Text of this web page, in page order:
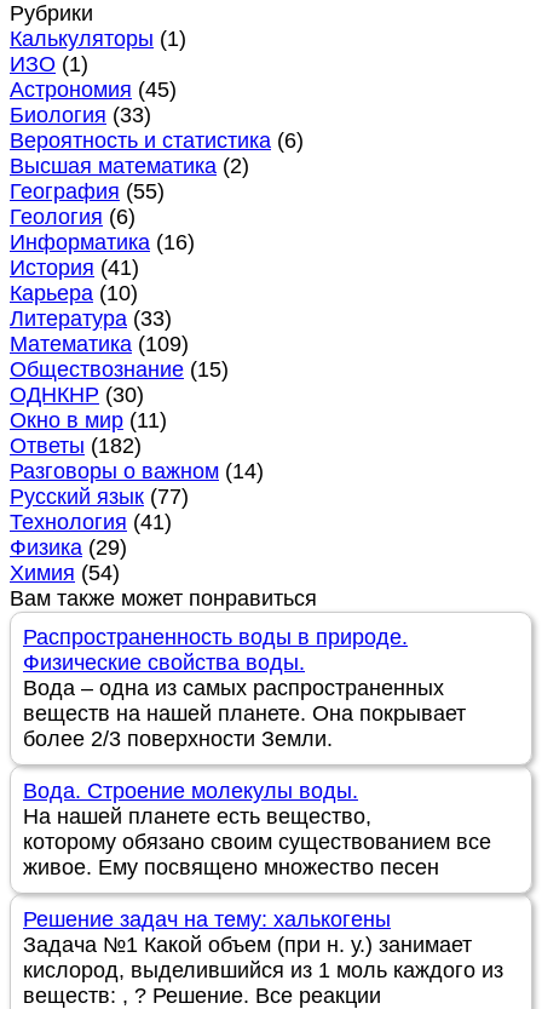
Рубрики
Калькуляторы (1)
ИЗО (1)
Астрономия (45)
Биология (33)
Вероятность и статистика (6)
Высшая математика (2)
География (55)
Геология (6)
Информатика (16)
История (41)
Карьера (10)
Литература (33)
Математика (109)
Обществознание (15)
ОДНКНР (30)
Окно в мир (11)
Ответы (182)
Разговоры о важном (14)
Русский язык (77)
Технология (41)
Физика (29)
Химия (54)
Вам также может понравиться
Распространенность воды в природе.
Физические свойства воды.
Вода – одна из самых распространенных
веществ на нашей планете. Она покрывает
более 2/3 поверхности Земли.
Вода. Строение молекулы воды.
На нашей планете есть вещество,
которому обязано своим существованием все
живое. Ему посвящено множество песен
Решение задач на тему: халькогены
Задача №1 Какой объем (при н. у.) занимает
кислород, выделившийся из 1 моль каждого из
веществ: , ? Решение. Все реакции